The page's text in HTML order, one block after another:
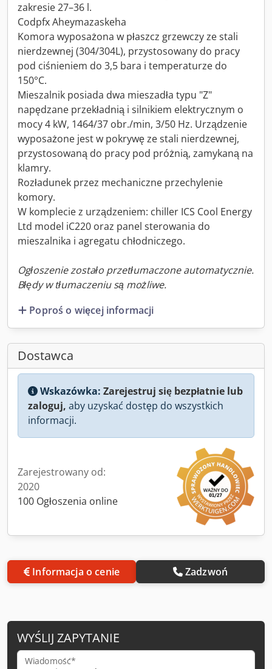
zakresie 27–36 l.
Codpfx Aheymazaskeha
Komora wyposażona w płaszcz grzewczy ze stali
nierdzewnej (304/304L), przystosowany do pracy
pod ciśnieniem do 3,5 bara i temperaturze do
150°C.
Mieszalnik posiada dwa mieszadła typu "Z"
napędzane przekładnią i silnikiem elektrycznym o
mocy 4 kW, 1464/37 obr./min, 3/50 Hz. Urządzenie
wyposażone jest w pokrywę ze stali nierdzewnej,
przystosowaną do pracy pod próżnią, zamykaną na
klamry.
Rozładunek przez mechaniczne przechylenie
komory.
W komplecie z urządzeniem: chiller ICS Cool Energy
Ltd model iC220 oraz panel sterowania do
mieszalnika i agregatu chłodniczego.
Ogłoszenie zostało przetłumaczone automatycznie.
Błędy w tłumaczeniu są możliwe.
Poproś o więcej informacji
Dostawca
Wskazówka: Zarejestruj się bezpłatnie lub
zaloguj, aby uzyskać dostęp do wszystkich
informacji.
Zarejestrowany od:
2020
100 Ogłoszenia online
Informacja o cenie Zadzwoń
WYŚLIJ ZAPYTANIE
Wiadomość*